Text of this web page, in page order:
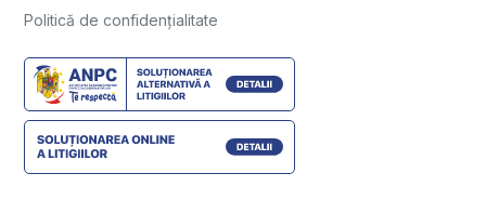
Politică de confidențialitate